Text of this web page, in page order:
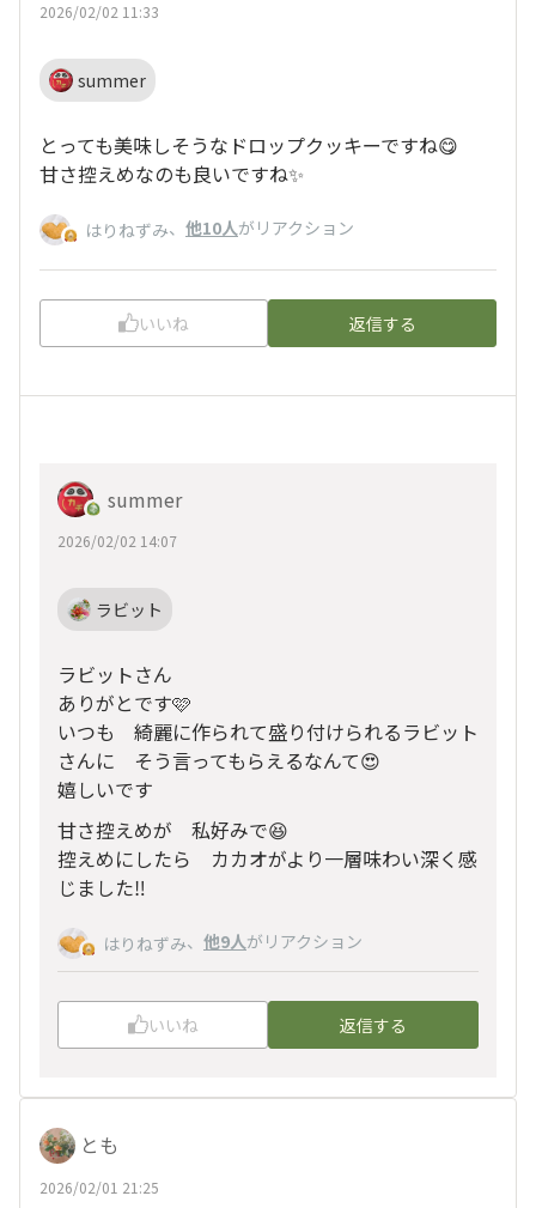
2026/02/02 11:33
summer
とっても美味しそうなドロップクッキーですね😋
甘さ控えめなのも良いですね✨
はりねずみ、 他10人がリアクション
いいね 返信する
summer
2026/02/02 14:07
ラビット
ラビットさん
ありがとです🩷
いつも 綺麗に作られて盛り付けられるラビット
さんに そう言ってもらえるなんて😍
嬉しいです
甘さ控えめが 私好みで😆
控えめにしたら カカオがより一層味わい深く感
じました‼️
はりねずみ、 他9人がリアクション
いいね 返信する
とも
2026/02/01 21:25